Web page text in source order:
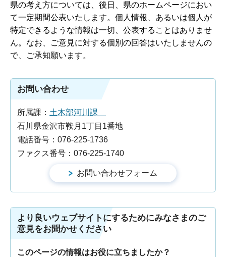
県の考え方については、後日、県のホームページにおい
て一定期間公表いたします。個人情報、あるいは個人が
特定できるような情報は一切、公表することはありませ
ん。なお、ご意見に対する個別の回答はいたしませんの
で、ご承知願います。
お問い合わせ
所属課： 土木部河川課
石川県金沢市鞍月1丁目1番地
電話番号：076-225-1736
ファクス番号：076-225-1740
より良いウェブサイトにするためにみなさまのご
意見をお聞かせください
このページの情報はお役に立ちましたか？